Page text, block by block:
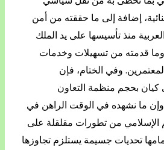
إضافة إلى ما حققته من أمن
منذ تأسيسها على يد الملك
وما قدمته من تسهيلات وخدمات
وفي الختام، فإن
كيان بحجم منظمة التعاون
ما نشهده في الوقت الراهن في
الإسلامي من تطورات مقلقلة على
تحديات جسيمة يستلزم تجاوزها